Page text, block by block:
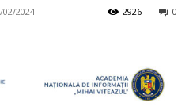
02/2024 0
2926